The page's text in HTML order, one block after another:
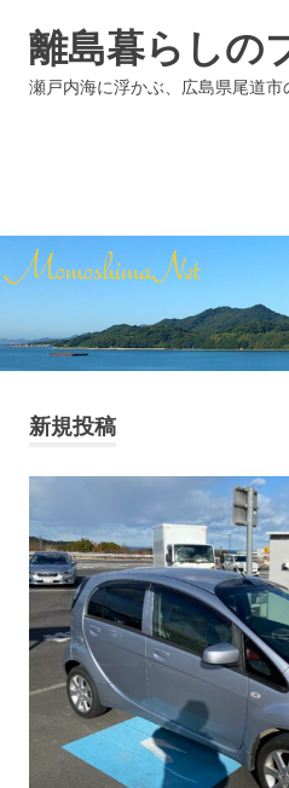
プ
離島暮らしの
瀬戸内海に浮かぶ、広島県尾道
新規投稿